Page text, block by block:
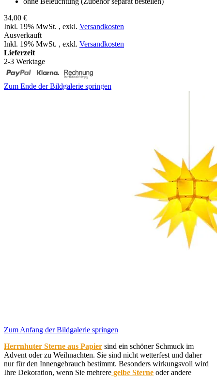
34,00 €
Inkl. 19% MwSt. , exkl. Versandkosten
Ausverkauft
Inkl. 19% MwSt. , exkl. Versandkosten
Lieferzeit
2-3 Werktage
Zum Ende der Bildgalerie springen
Zum Anfang der Bildgalerie springen
Herrnhuter Sterne aus Papier sind ein schöner Schmuck im
Advent oder zu Weihnachten. Sie sind nicht wetterfest und daher
nur für den Innengebrauch bestimmt. Besonders wirkungsvoll wird
Ihre Dekoration, wenn Sie mehrere gelbe Sterne oder andere